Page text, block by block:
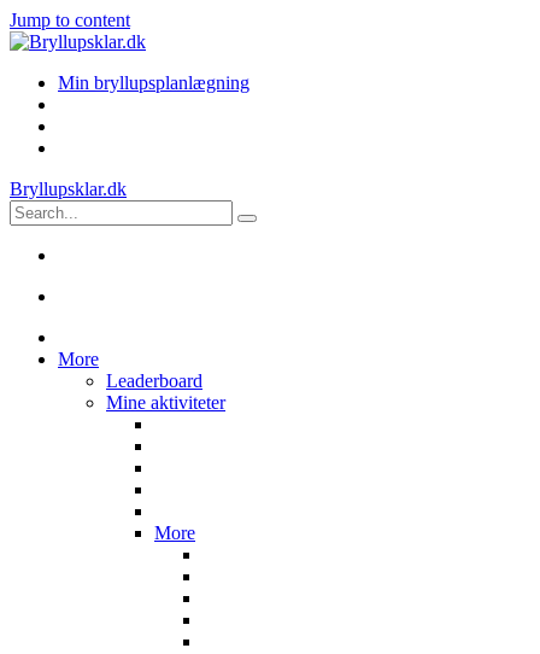
Jump to content
Min bryllupsplanlægning
Bryllupsklar.dk
More
Leaderboard
Mine aktiviteter
More